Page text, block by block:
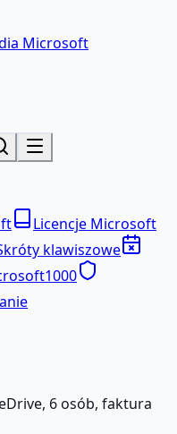
Microsoft
Licencje Microsoft
klawiszowe
1000
6 osób, faktura